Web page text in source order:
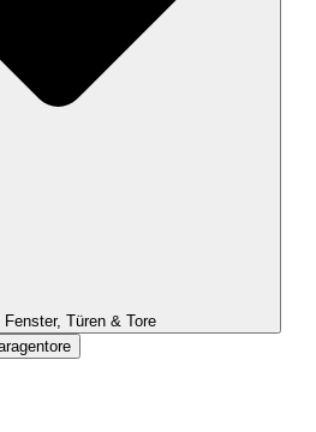
Fenster, Türen & Tore